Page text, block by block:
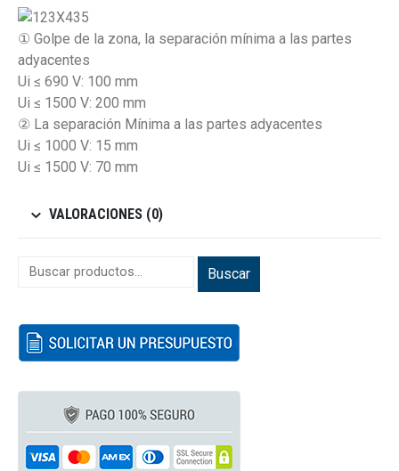
① Golpe de la zona, la separación mínima a las partes
adyacentes
Ui ≤ 690 V: 100 mm
Ui ≤ 1500 V: 200 mm
② La separación Mínima a las partes adyacentes
Ui ≤ 1000 V: 15 mm
Ui ≤ 1500 V: 70 mm
VALORACIONES (0)
Buscar